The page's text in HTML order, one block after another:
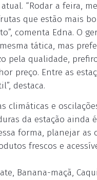
“Rodar a feira,
que estão mais
comenta Edna. O
tática, mas
pela qualidade,
preço. Entre as
destaca.
climáticas e
da estação
forma, planejar
frescos e
Banana-maçã,